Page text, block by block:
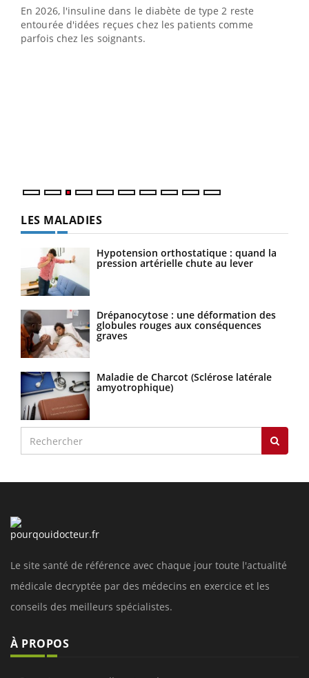
En 2026, l'insuline dans le diabète de type 2 reste
entourée d'idées reçues chez les patients comme
parfois chez les soignants.
LES MALADIES
Hypotension orthostatique : quand la
pression artérielle chute au lever
Drépanocytose : une déformation des
globules rouges aux conséquences
graves
Maladie de Charcot (Sclérose latérale
amyotrophique)
Le site santé de référence avec chaque jour toute l'actualité
médicale decryptée par des médecins en exercice et les
conseils des meilleurs spécialistes.
À PROPOS